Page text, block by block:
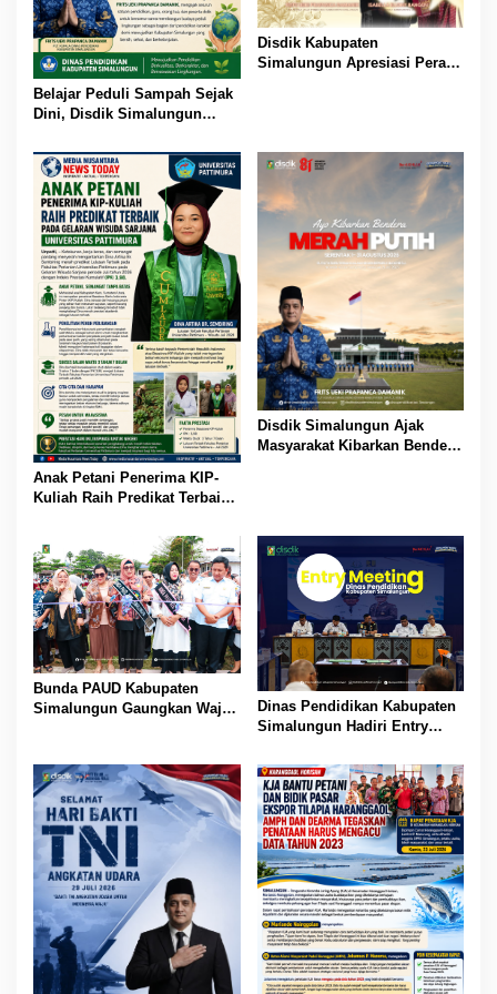
Belajar Peduli Sampah Sejak
Dini, Disdik Simalungun
Berwawasan Lingkungan
Disdik Kabupaten
Simalungun Apresiasi Peran
Anak Petani Penerima KIP-
Kuliah Raih Predikat Terbaik
Universitas Pattimura
Disdik Simalungun Ajak
Masyarakat Kibarkan Bendera
Bunda PAUD Kabupaten
Simalungun Gaungkan Wajib
Emas
Dinas Pendidikan Kabupaten
Simalungun Hadiri Entry
Simalungun, Perkuat Sinergi
dan Tata Kelola Pemerintahan